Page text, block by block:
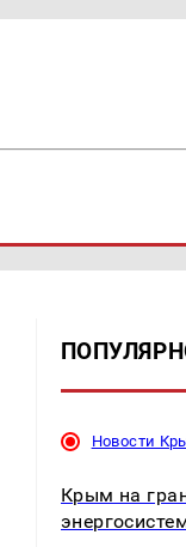
Новости
Крым на